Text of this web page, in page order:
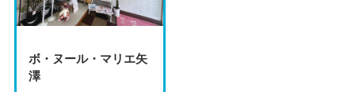
ボ・ヌール・マリエ矢
澤